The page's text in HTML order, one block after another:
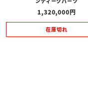
1,320,000
在庫切れ